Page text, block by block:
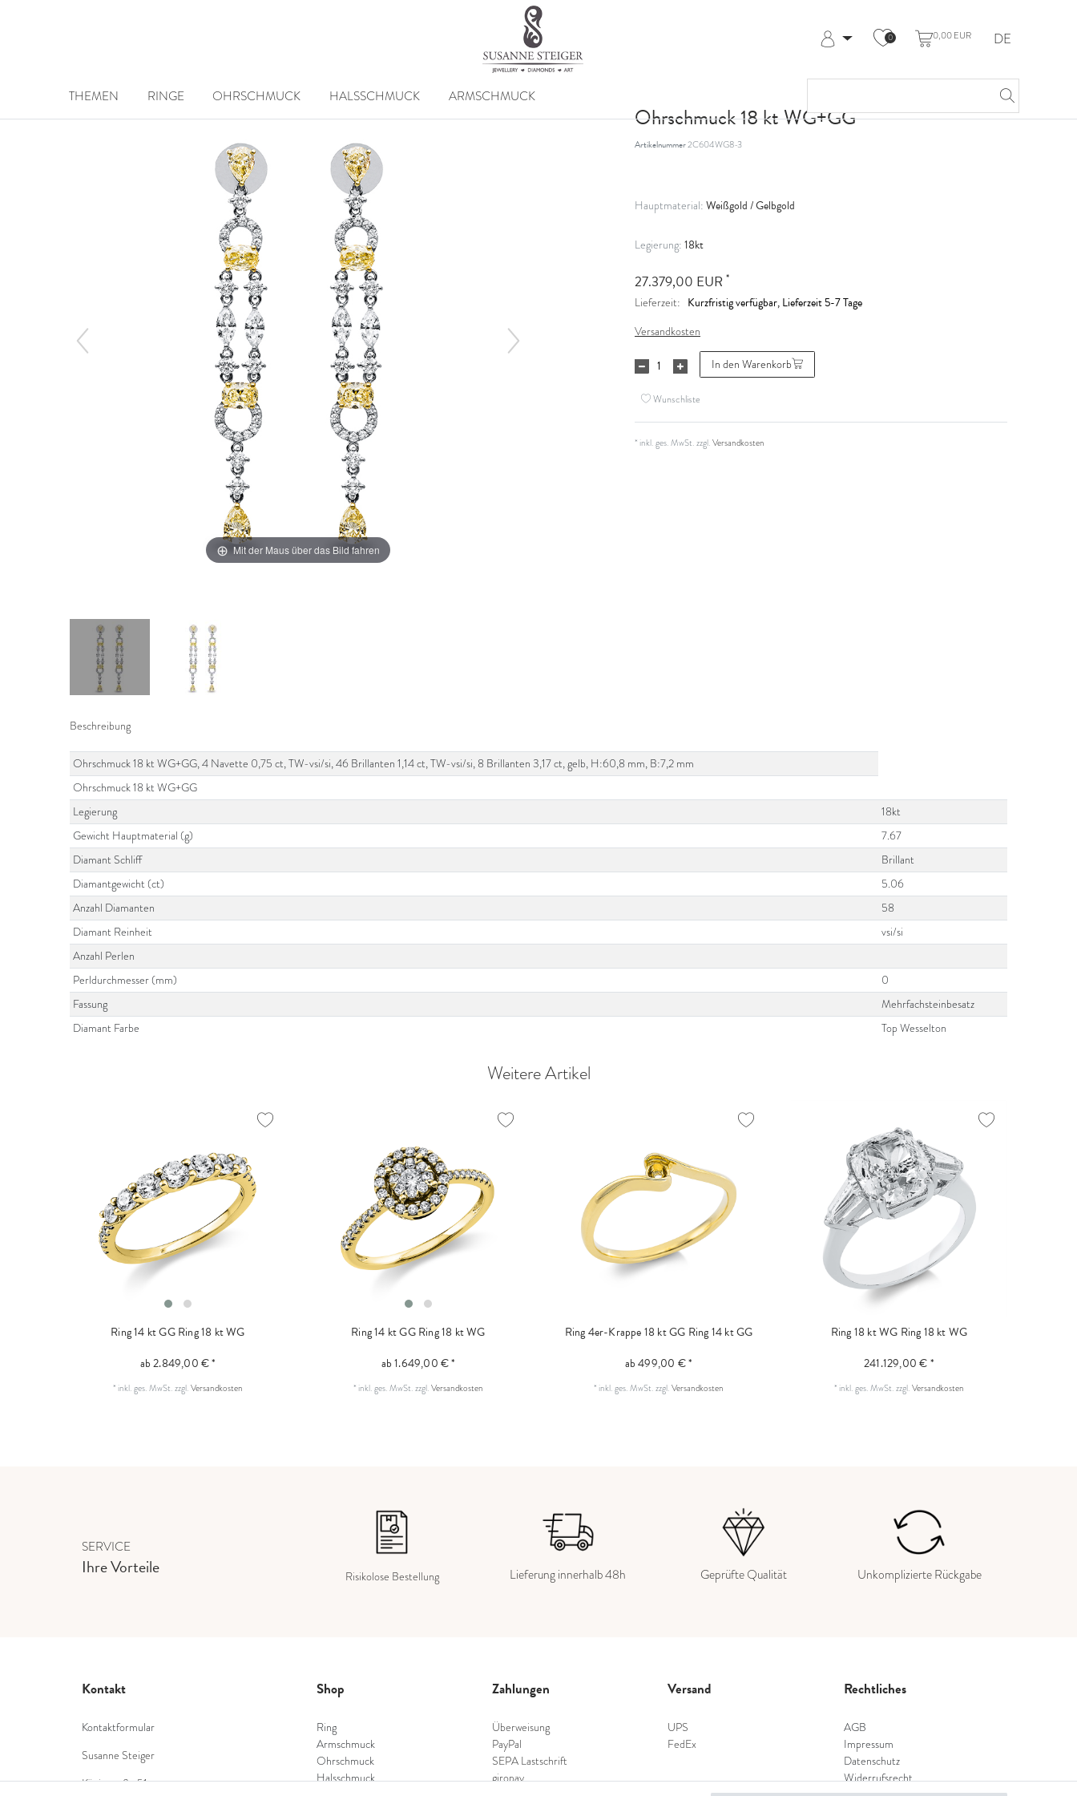
Registrieren
Hilfe & Kontakt
0 0,00 EUR DE
THEMEN RINGE OHRSCHMUCK HALSSCHMUCK ARMSCHMUCK
Mit der Maus über das Bild fahren
Ohrschmuck 18 kt WG+GG
Artikelnummer2C604WG8-3
Hauptmaterial: Weißgold / Gelbgold
Legierung: 18kt
27.379,00 EUR *
Lieferzeit: Kurzfristig verfügbar, Lieferzeit 5-7 Tage
Versandkosten
In den Warenkorb
Wunschliste
* inkl. ges. MwSt. zzgl.Versandkosten
Beschreibung
Ohrschmuck 18 kt WG+GG, 4 Navette 0,75 ct, TW-vsi/si, 46 Brillanten 1,14 ct, TW-vsi/si, 8 Brillanten 3,17 ct, gelb, H:60,8 mm, B:7,2 mm
Ohrschmuck 18 kt WG+GG
Legierung
18kt
Gewicht Hauptmaterial (g)
7.67
Diamant Schliff
Brillant
Diamantgewicht (ct)
5.06
Anzahl Diamanten
58
Diamant Reinheit
vsi/si
Anzahl Perlen
Perldurchmesser (mm)
0
Fassung
Mehrfachsteinbesatz
Diamant Farbe
Top Wesselton
Weitere Artikel
Ring 14 kt GGRing 18 kt WG
ab 2.849,00 € *
* inkl. ges. MwSt.zzgl.Versandkosten
Ring 14 kt GGRing 18 kt WG
ab 1.649,00 € *
* inkl. ges. MwSt.zzgl.Versandkosten
Ring 4er-Krappe 18 kt GG Ring 14 kt GG
ab 499,00 € *
* inkl. ges. MwSt.zzgl.Versandkosten
Ring 18 kt WG Ring 18 kt WG
241.129,00 € *
* inkl. ges. MwSt.zzgl.Versandkosten
SERVICE
Ihre Vorteile Risikolose Bestellung Lieferung innerhalb 48h Geprüfte Qualität Unkomplizierte Rückgabe
Kontakt
Kontaktformular
Susanne Steiger
Königstraße 51
Shop
Ring
Armschmuck
Ohrschmuck
Halsschmuck
Zahlungen
Überweisung
PayPal
SEPA Lastschrift
giropay
Versand
UPS
FedEx
Rechtliches
AGB
Impressum
Datenschutz
Widerrufsrecht